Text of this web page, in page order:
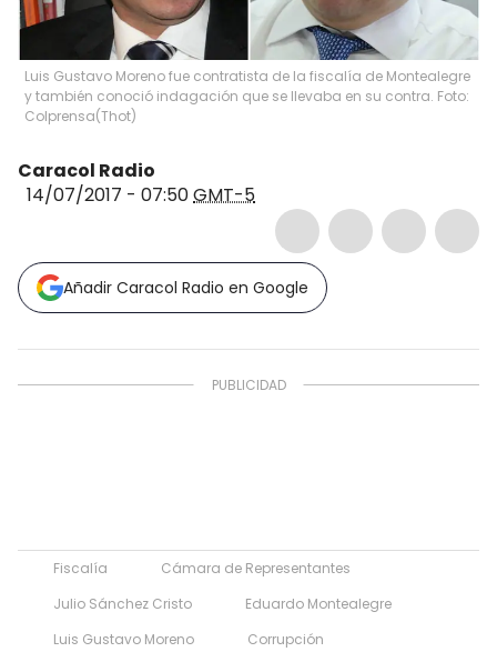
Luis Gustavo Moreno fue contratista de la fiscalía de Montealegre
y también conoció indagación que se llevaba en su contra. Foto:
Colprensa(Thot)
Caracol Radio
14/07/2017 - 07:50GMT-5
Añadir Caracol Radio en Google
Fiscalía
Cámara de Representantes
Julio Sánchez Cristo
Eduardo Montealegre
Luis Gustavo Moreno
Corrupción